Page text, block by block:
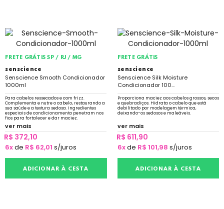
FRETE GRÁTIS SP / RJ / MG
senscience
Senscience Smooth Condicionador
1000ml
Para cabelos ressecados e com frizz.
Complementa e nutre o cabelo, restaurando a
sua saúde e a textura sedosa. Ingredientes
especiais de condicionamento penetram nos
fios para fortalecer e dar maciez.
ver mais
R$ 372,10
6xde R$ 62,01 s/juros
ADICIONAR À CESTA
FRETE GRÁTIS
senscience
Senscience Silk Moisture
Condicionador 100...
Proporciona maciez aos cabelos grossos, secos
e quebradiços. Hidrata o cabelo que está
debilitado por modelagem térmica,
deixando-os sedosos e maleáveis.
ver mais
R$ 611,90
6xde R$ 101,98 s/juros
ADICIONAR À CESTA